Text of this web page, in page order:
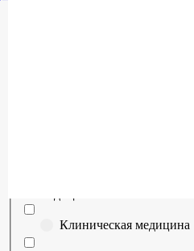
Клиническая медицина